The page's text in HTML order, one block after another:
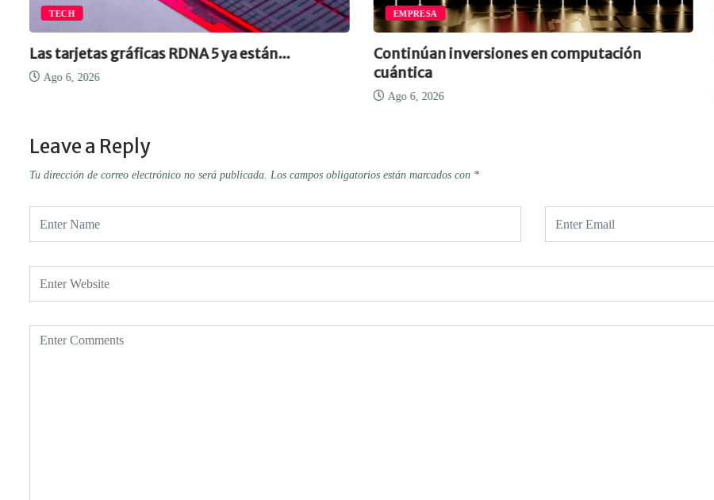
TECH
Las tarjetas gráficas RDNA 5 ya están...
Ago 6, 2026
EMPRESA
Continúan inversiones en computación
cuántica
Ago 6, 2026
Leave a Reply
Tu dirección de correo electrónico no será publicada. Los campos obligatorios están marcados con *